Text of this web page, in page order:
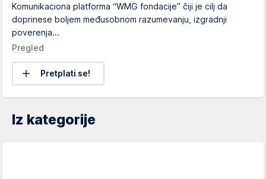
Komunikaciona platforma “WMG fondacije” čiji je cilj da
doprinese boljem međusobnom razumevanju, izgradnji
poverenja...
Pregled
Pretplati se!
Iz kategorije